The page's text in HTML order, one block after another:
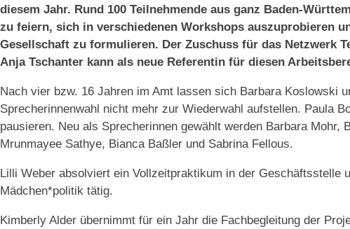
diesem Jahr. Rund 100 Teilnehmende aus ganz Baden-
zu feiern, sich in verschiedenen Workshops auszuprobieren
Gesellschaft zu formulieren. Der Zuschuss für das Netzwerk
Anja Tschanter kann als neue Referentin für diesen
Nach vier bzw. 16 Jahren im Amt lassen sich Barbara Koslowski
Sprecherinnenwahl nicht mehr zur Wiederwahl aufstellen. Paula
pausieren. Neu als Sprecherinnen gewählt werden Barbara
Mrunmayee Sathye, Bianca Baßler und Sabrina Fellous.
Lilli Weber absolviert ein Vollzeitpraktikum in der
Mädchen*politik tätig.
Kimberly Alder übernimmt für ein Jahr die Fachbegleitung der